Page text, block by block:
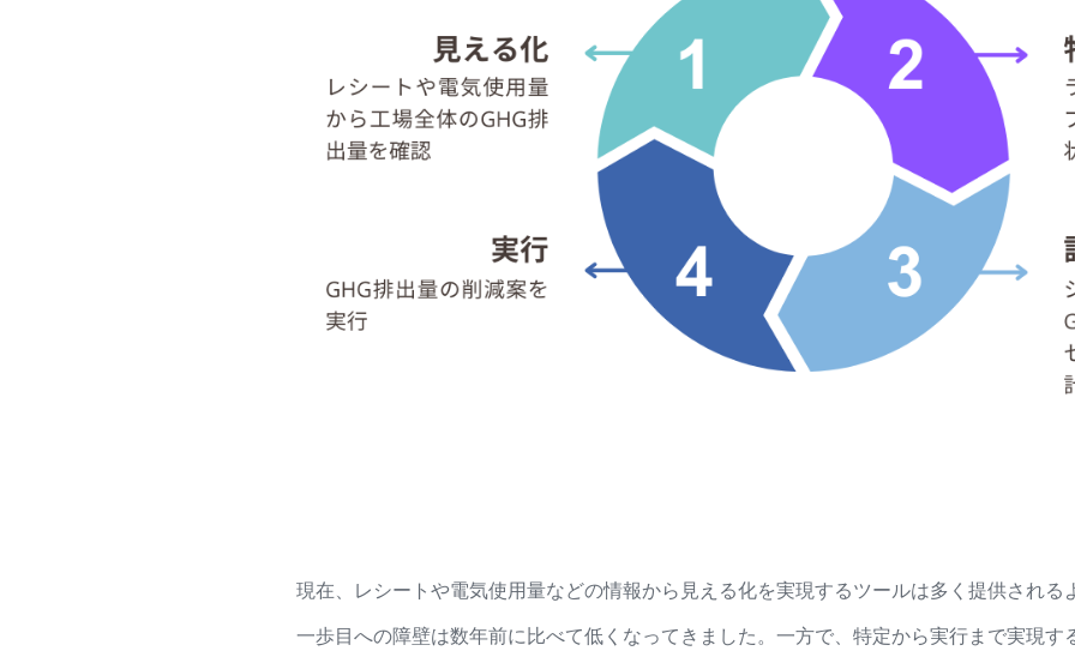
現在、レシートや電気使用量などの情報から見える化を実現するツールは多く提供される
一歩目への障壁は数年前に比べて低くなってきました。一方で、特定から実行まで実現す